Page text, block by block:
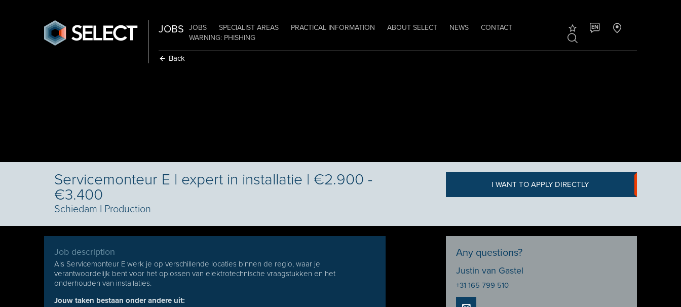
JOBS JOBS SPECIALIST AREAS PRACTICAL INFORMATION ABOUT SELECT NEWS
CONTACT
WARNING: PHISHING
EN
Back
Servicemonteur E | expert in installatie | €2.900 -
€3.400
Schiedam I Production
I WANT TO APPLY DIRECTLY
Job description
Als Servicemonteur E werk je op verschillende locaties binnen de regio, waar je
verantwoordelijk bent voor het oplossen van elektrotechnische vraagstukken en het
onderhouden van installaties.
Jouw taken bestaan onder andere uit:
Any questions?
Justin van Gastel
+31 165 799 510